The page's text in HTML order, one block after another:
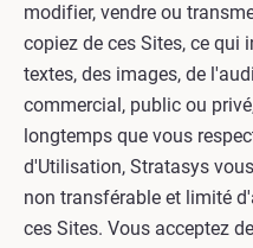
modifier, vendre ou
copiez de ces Sites, ce qui
textes, des images, de
commercial, public ou
longtemps que vous
d'Utilisation, Stratasys
non transférable et limité
ces Sites. Vous acceptez